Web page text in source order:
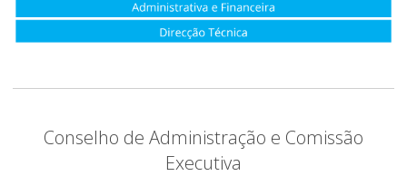
Conselho de Administração e Comissão
Executiva